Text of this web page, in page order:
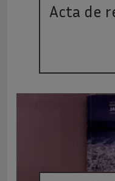
Acta de